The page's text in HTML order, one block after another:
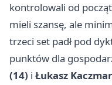
kontrolowali od
mieli szansę, ale
trzeci set padł pod
punktów dla
(14) i Łukasz